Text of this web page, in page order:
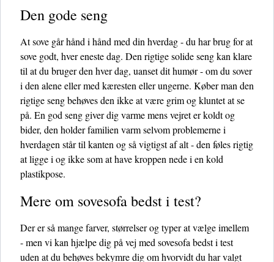
Den gode seng
At sove går hånd i hånd med din hverdag - du har brug for at
sove godt, hver eneste dag. Den rigtige solide seng kan klare
til at du bruger den hver dag, uanset dit humør - om du sover
i den alene eller med kæresten eller ungerne. Køber man den
rigtige seng behøves den ikke at være grim og kluntet at se
på. En god seng giver dig varme mens vejret er koldt og
bider, den holder familien varm selvom problemerne i
hverdagen står til kanten og så vigtigst af alt - den føles rigtig
at ligge i og ikke som at have kroppen nede i en kold
plastikpose.
Mere om sovesofa bedst i test?
Der er så mange farver, størrelser og typer at vælge imellem
- men vi kan hjælpe dig på vej med sovesofa bedst i test
uden at du behøves bekymre dig om hvorvidt du har valgt